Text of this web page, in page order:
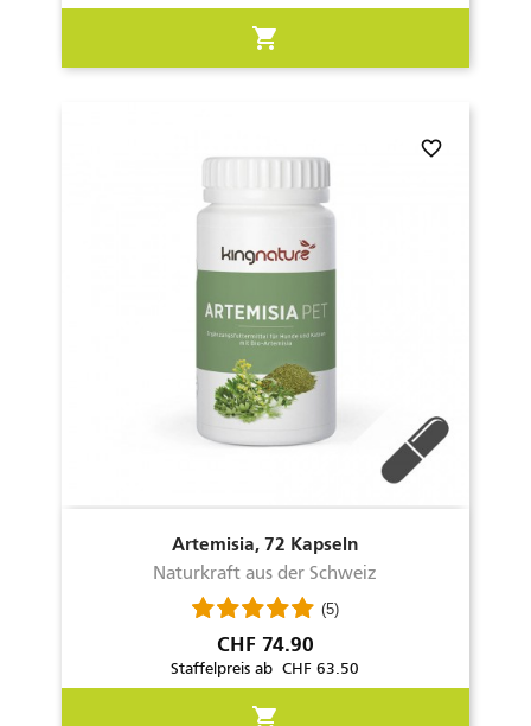
shopping_cart
Artemisia, 72 Kapseln
Naturkraft aus der Schweiz
favorite_border
(5)
Preis
CHF 74.90
Staffelpreis ab CHF 63.50
shopping_cart